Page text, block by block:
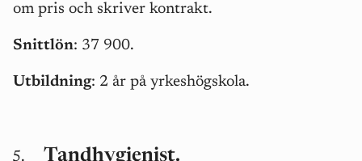
om pris och skriver kontrakt.
Snittlön: 37 900.
Utbildning: 2 år på yrkeshögskola.
Tandhygienist.